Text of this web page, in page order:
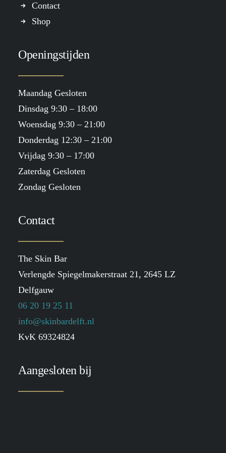
Contact
Shop
Openingstijden
Maandag Gesloten
Dinsdag 9:30 – 18:00
Woensdag 9:30 – 21:00
Donderdag 12:30 – 21:00
Vrijdag 9:30 – 17:00
Zaterdag Gesloten
Zondag Gesloten
Contact
The Skin Bar
Verlengde Spiegelmakerstraat 21, 2645 LZ
Delfgauw
06 20 19 25 11
info@skinbardelft.nl
KvK 69324824
Aangesloten bij